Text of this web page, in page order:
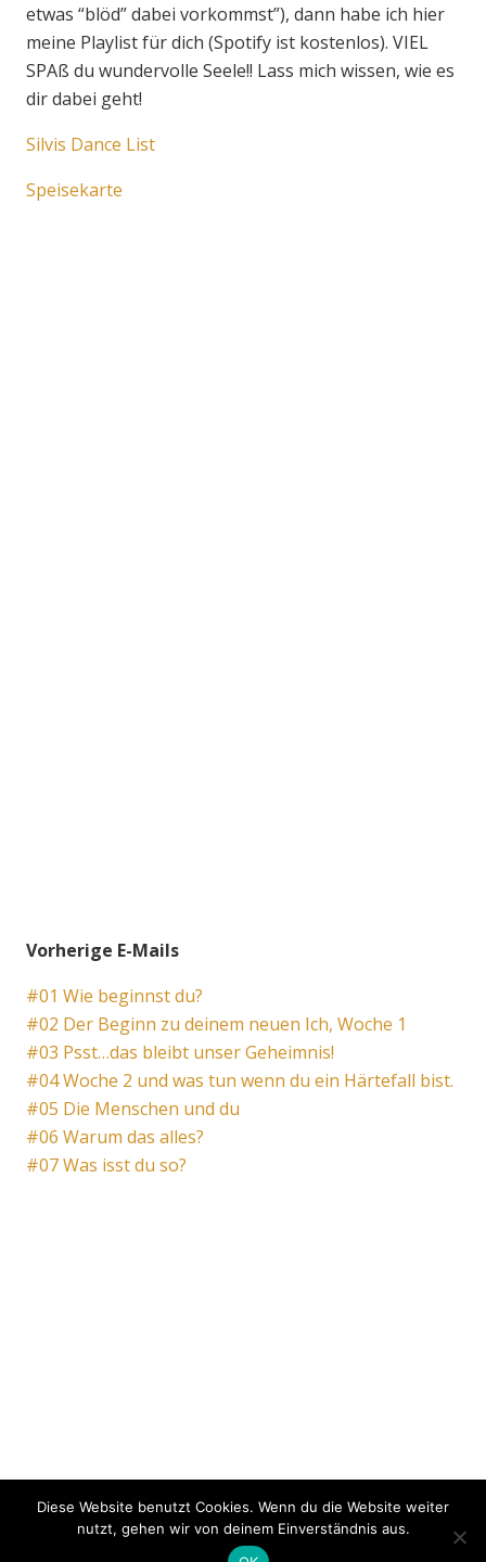
etwas “blöd” dabei vorkommst”), dann habe ich hier
meine Playlist für dich (Spotify ist kostenlos). VIEL
SPAß du wundervolle Seele!! Lass mich wissen, wie es
dir dabei geht!
Silvis Dance List
Speisekarte
Vorherige E-Mails
#01 Wie beginnst du?
#02 Der Beginn zu deinem neuen Ich, Woche 1
#03 Psst…das bleibt unser Geheimnis!
#04 Woche 2 und was tun wenn du ein Härtefall bist.
#05 Die Menschen und du
#06 Warum das alles?
#07 Was isst du so?
Diese Website benutzt Cookies. Wenn du die Website weiter
nutzt, gehen wir von deinem Einverständnis aus.